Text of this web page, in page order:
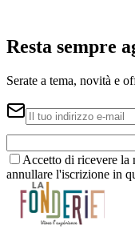
Resta sempre
Serate a tema, novità e
Accetto di ricevere la
annullare l'iscrizione in